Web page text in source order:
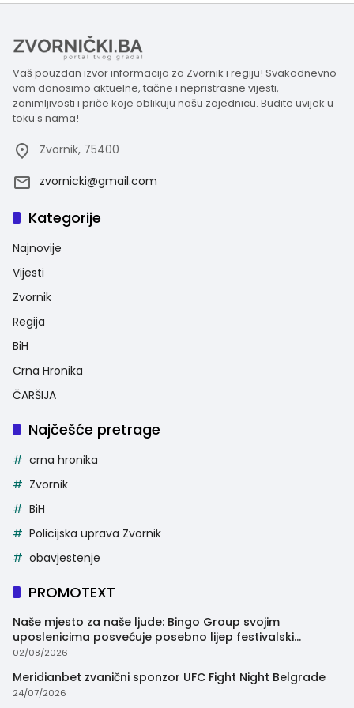
Vaš pouzdan izvor informacija za Zvornik i regiju! Svakodnevno
vam donosimo aktuelne, tačne i nepristrasne vijesti,
zanimljivosti i priče koje oblikuju našu zajednicu. Budite uvijek u
toku s nama!
Zvornik, 75400
zvornicki@gmail.com
Kategorije
Najnovije
Vijesti
Zvornik
Regija
BiH
Crna Hronika
ČARŠIJA
Najčešće pretrage
crna hronika
Zvornik
BiH
Policijska uprava Zvornik
obavjestenje
PROMOTEXT
Naše mjesto za naše ljude: Bingo Group svojim
uposlenicima posvećuje posebno lijep festivalski
trenutak
02/08/2026
Meridianbet zvanični sponzor UFC Fight Night Belgrade
24/07/2026